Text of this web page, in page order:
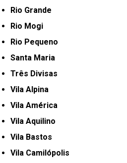
Rio Grande
Rio Mogi
Rio Pequeno
Santa Maria
Três Divisas
Vila Alpina
Vila América
Vila Aquilino
Vila Bastos
Vila Camilópolis